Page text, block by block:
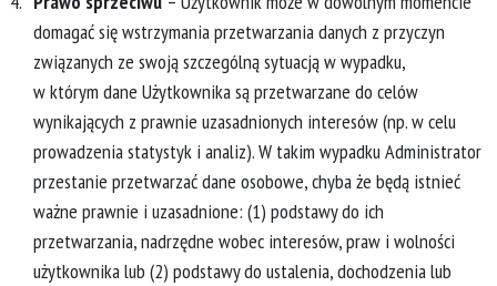
domagać się wstrzymania przetwarzania danych z przyczyn
związanych ze swoją szczególną sytuacją w wypadku,
w którym dane Użytkownika są przetwarzane do celów
wynikających z prawnie uzasadnionych interesów (np. w celu
prowadzenia statystyk i analiz). W takim wypadku Administrator
przestanie przetwarzać dane osobowe, chyba że będą istnieć
ważne prawnie i uzasadnione: (1) podstawy do ich
przetwarzania, nadrzędne wobec interesów, praw i wolności
użytkownika lub (2) podstawy do ustalenia, dochodzenia lub